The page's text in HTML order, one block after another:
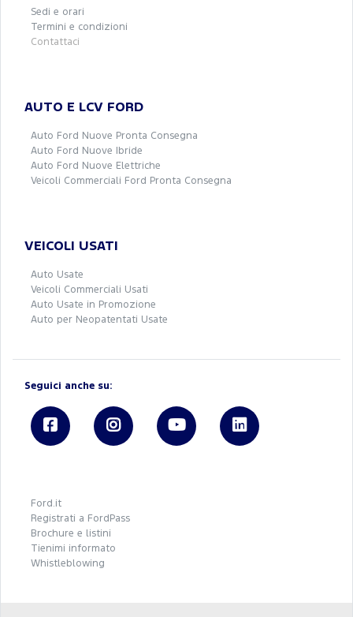
Sedi e orari
Termini e condizioni
Contattaci
AUTO E LCV FORD
Auto Ford Nuove Pronta Consegna
Auto Ford Nuove Ibride
Auto Ford Nuove Elettriche
Veicoli Commerciali Ford Pronta Consegna
VEICOLI USATI
Auto Usate
Veicoli Commerciali Usati
Auto Usate in Promozione
Auto per Neopatentati Usate
Seguici anche su:
Ford.it
Registrati a FordPass
Brochure e listini
Tienimi informato
Whistleblowing